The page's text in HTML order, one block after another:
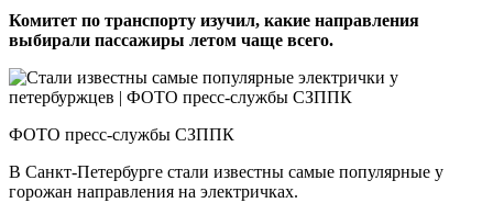
Комитет по транспорту изучил, какие направления
выбирали пассажиры летом чаще всего.
ФОТО пресс-службы СЗППК
В Санкт-Петербурге стали известны самые популярные у
горожан направления на электричках.